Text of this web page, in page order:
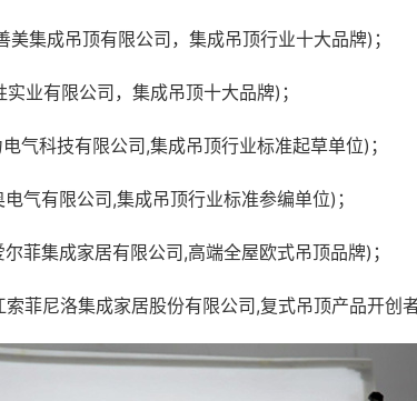
集成吊顶有限公司，集成吊顶行业十大品牌)；
业有限公司，集成吊顶十大品牌)；
气科技有限公司,集成吊顶行业标准起草单位)；
气有限公司,集成吊顶行业标准参编单位)；
菲集成家居有限公司,高端全屋欧式吊顶品牌)；
菲尼洛集成家居股份有限公司,复式吊顶产品开创者